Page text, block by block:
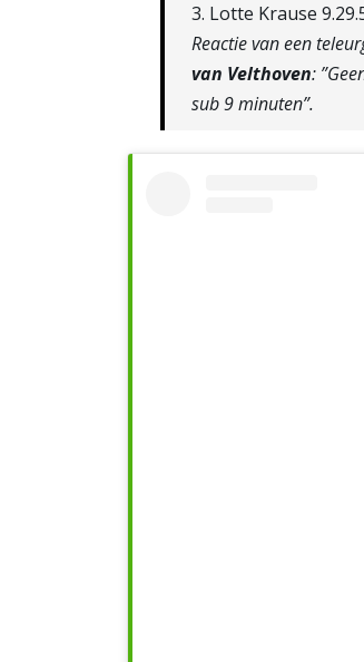
3. Lotte Krause
Reactie van een
van Velthoven:
sub 9 minuten”.